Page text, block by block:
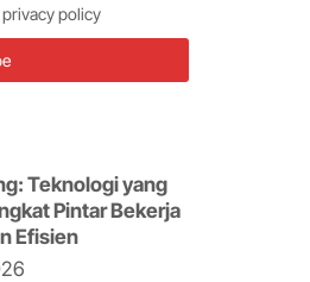
policy
Teknologi yang
Pintar Bekerja
Efisien